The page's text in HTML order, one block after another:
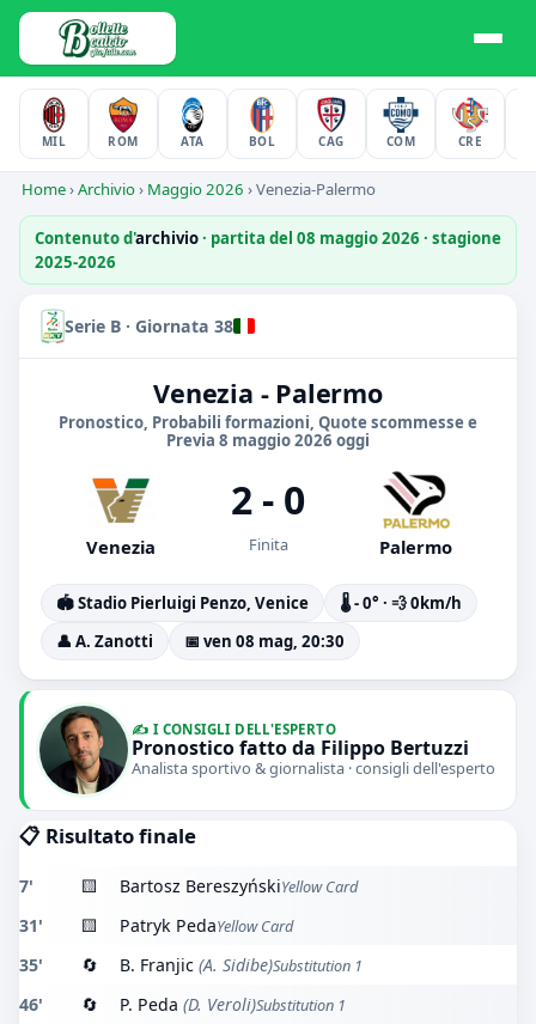
MIL ROM ATA BOL CAG COM CRE
Home›Archivio› Maggio 2026 ›Venezia-Palermo
Contenuto d'archivio· partita del 08 maggio 2026 · stagione
2025-2026
Serie B · Giornata 38
Venezia - Palermo
Pronostico, Probabili formazioni, Quote scommesse e
Previa 8 maggio 2026 oggi
Venezia
2 - 0
Finita Palermo
🏟️ Stadio Pierluigi Penzo, Venice
🌡️ - 0° · 💨 0km/h
👤 A. Zanotti
📅 ven 08 mag, 20:30
✍️ I CONSIGLI DELL'ESPERTO
Pronostico fatto da Filippo Bertuzzi
Analista sportivo & giornalista · consigli dell'esperto
📋 Risultato finale
7' 🟨 Bartosz BereszyńskiYellow Card
31' 🟨 Patryk PedaYellow Card
35' 🔄 B. Franjic (A. Sidibe)Substitution 1
46' 🔄 P. Peda (D. Veroli)Substitution 1